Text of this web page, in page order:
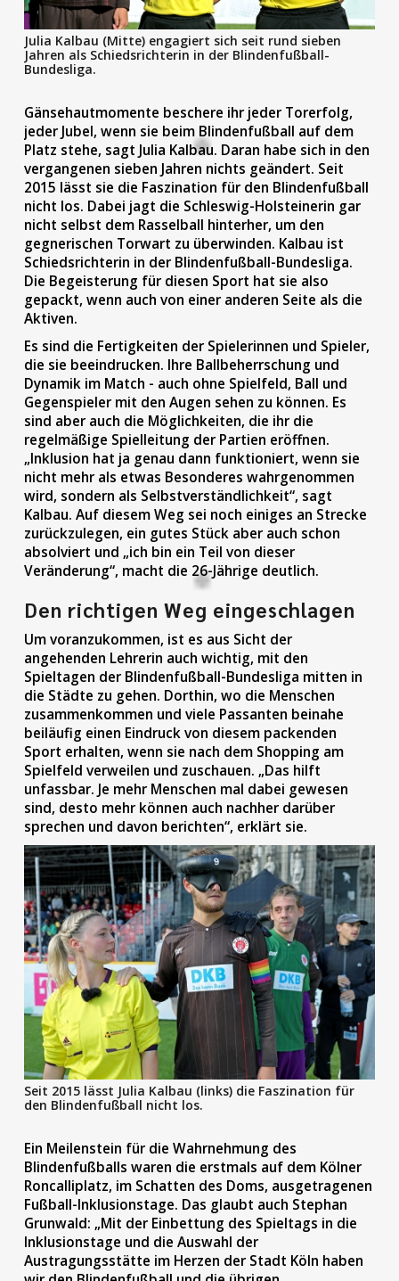
Julia Kalbau (Mitte) engagiert sich seit rund sieben
Jahren als Schiedsrichterin in der Blindenfußball-
Bundesliga.
Gänsehautmomente beschere ihr jeder Torerfolg,
jeder Jubel, wenn sie beim Blindenfußball auf dem
Platz stehe, sagt Julia Kalbau. Daran habe sich in den
vergangenen sieben Jahren nichts geändert. Seit
2015 lässt sie die Faszination für den Blindenfußball
nicht los. Dabei jagt die Schleswig-Holsteinerin gar
nicht selbst dem Rasselball hinterher, um den
gegnerischen Torwart zu überwinden. Kalbau ist
Schiedsrichterin in der Blindenfußball-Bundesliga.
Die Begeisterung für diesen Sport hat sie also
gepackt, wenn auch von einer anderen Seite als die
Aktiven.
Es sind die Fertigkeiten der Spielerinnen und Spieler,
die sie beeindrucken. Ihre Ballbeherrschung und
Dynamik im Match - auch ohne Spielfeld, Ball und
Gegenspieler mit den Augen sehen zu können. Es
sind aber auch die Möglichkeiten, die ihr die
regelmäßige Spielleitung der Partien eröffnen.
„Inklusion hat ja genau dann funktioniert, wenn sie
nicht mehr als etwas Besonderes wahrgenommen
wird, sondern als Selbstverständlichkeit“, sagt
Kalbau. Auf diesem Weg sei noch einiges an Strecke
zurückzulegen, ein gutes Stück aber auch schon
absolviert und „ich bin ein Teil von dieser
Veränderung“, macht die 26-Jährige deutlich.
Den richtigen Weg eingeschlagen
Um voranzukommen, ist es aus Sicht der
angehenden Lehrerin auch wichtig, mit den
Spieltagen der Blindenfußball-Bundesliga mitten in
die Städte zu gehen. Dorthin, wo die Menschen
zusammenkommen und viele Passanten beinahe
beiläufig einen Eindruck von diesem packenden
Sport erhalten, wenn sie nach dem Shopping am
Spielfeld verweilen und zuschauen. „Das hilft
unfassbar. Je mehr Menschen mal dabei gewesen
sind, desto mehr können auch nachher darüber
sprechen und davon berichten“, erklärt sie.
Seit 2015 lässt Julia Kalbau (links) die Faszination für
den Blindenfußball nicht los.
Ein Meilenstein für die Wahrnehmung des
Blindenfußballs waren die erstmals auf dem Kölner
Roncalliplatz, im Schatten des Doms, ausgetragenen
Fußball-Inklusionstage. Das glaubt auch Stephan
Grunwald: „Mit der Einbettung des Spieltags in die
Inklusionstage und die Auswahl der
Austragungsstätte im Herzen der Stadt Köln haben